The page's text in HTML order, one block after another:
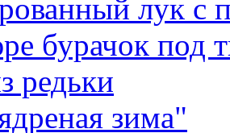
лук с
бурачок под
редьки
зима"